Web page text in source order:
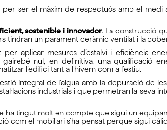
ser el màxim de respectuós amb el medi
sostenible i innovador. La construcció
tindran un parament ceràmic ventilat i la
aplicar mesures d’estalvi i eficiència
gairebé nul, en definitiva, una qualificació
l’edifici tant a l’hivern com a l’estiu.
integral de l’aigua amb la depuració de
industrials i que permetran la seva
ha tingut molt en compte que sigui un
com el mobiliari s’ha pensat perquè sigui